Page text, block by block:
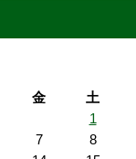
金
土
1
7
8